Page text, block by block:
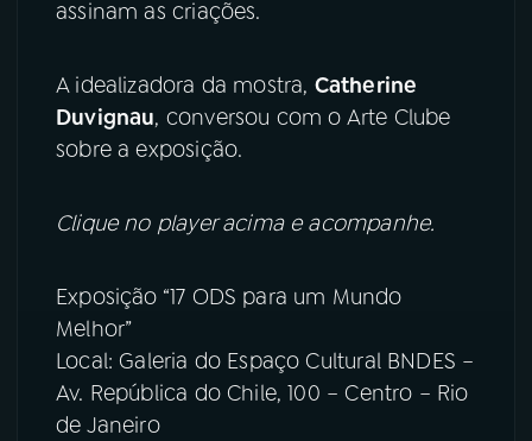
assinam as criações.
A idealizadora da mostra, Catherine
Duvignau, conversou com o Arte Clube
sobre a exposição.
Clique no player acima e acompanhe.
Exposição “17 ODS para um Mundo
Melhor”
Local: Galeria do Espaço Cultural BNDES –
Av. República do Chile, 100 – Centro – Rio
de Janeiro